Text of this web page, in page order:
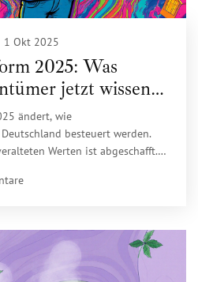
1 Okt 2025
2025: Was
jetzt wissen
ändert, wie
besteuert werden.
Werten ist abgeschafft.
Sie, was das für Sie